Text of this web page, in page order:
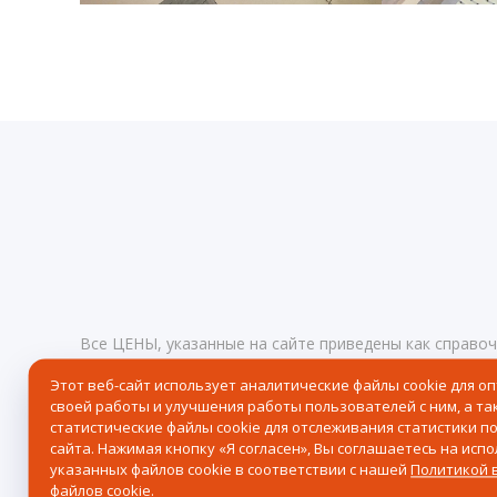
Все ЦЕНЫ, указанные на сайте приведены как
любое время без предупреждения. Реквизиты
© 2026 Центр северного сафари — Хибины, Кировск,
Политика в отношении обработки персональных
Согласие на получение рассылки рекламно-
Этот веб-сайт использует аналитические файлы cookie для
своей работы и улучшения работы пользователей с ним, а
статистические файлы cookie для отслеживания статистики
сайта. Нажимая кнопку «Я согласен», Вы соглашаетесь на
указанных файлов cookie в соответствии с нашейПолитикой
файлов cookie.